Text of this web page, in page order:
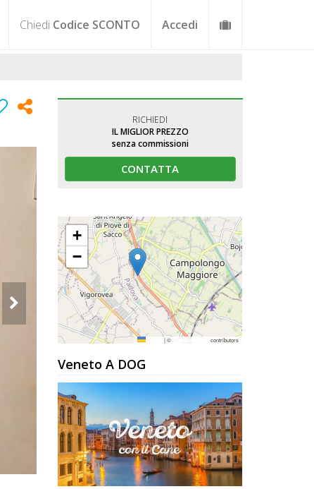
Chiedi Codice SCONTO Accedi
RICHIEDI
IL MIGLIOR PREZZO
senza commissioni
CONTATTA
+
−
|© OpenStreetMap contributors
Veneto A DOG